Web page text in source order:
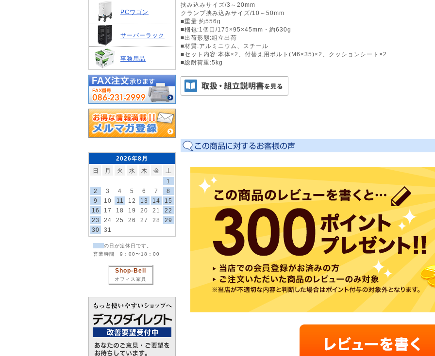
PCワゴン
サーバーラック
事務用品
2026年8月
日
月 火 水 木 金
土
1
2
3 4 5 6 7
8
9
10 11 12 13 14
15
16
17 18 19 20 21
22
23
24 25 26 27 28
29
30
31
の日が定休日です。
営業時間 9：00〜18：00
Shop-Bell
オフィス家具
挟み込みサイズ/3～20mm
クランプ挟み込みサイズ/10～50mm
■重量:約556g
■梱包:1個口/175×95×45mm・約630g
■出荷形態:組立出荷
■材質:アルミニウム、スチール
■セット内容:本体×2、付替え用ボルト(M6×35)×2、クッションシート×2
■総耐荷重:5kg